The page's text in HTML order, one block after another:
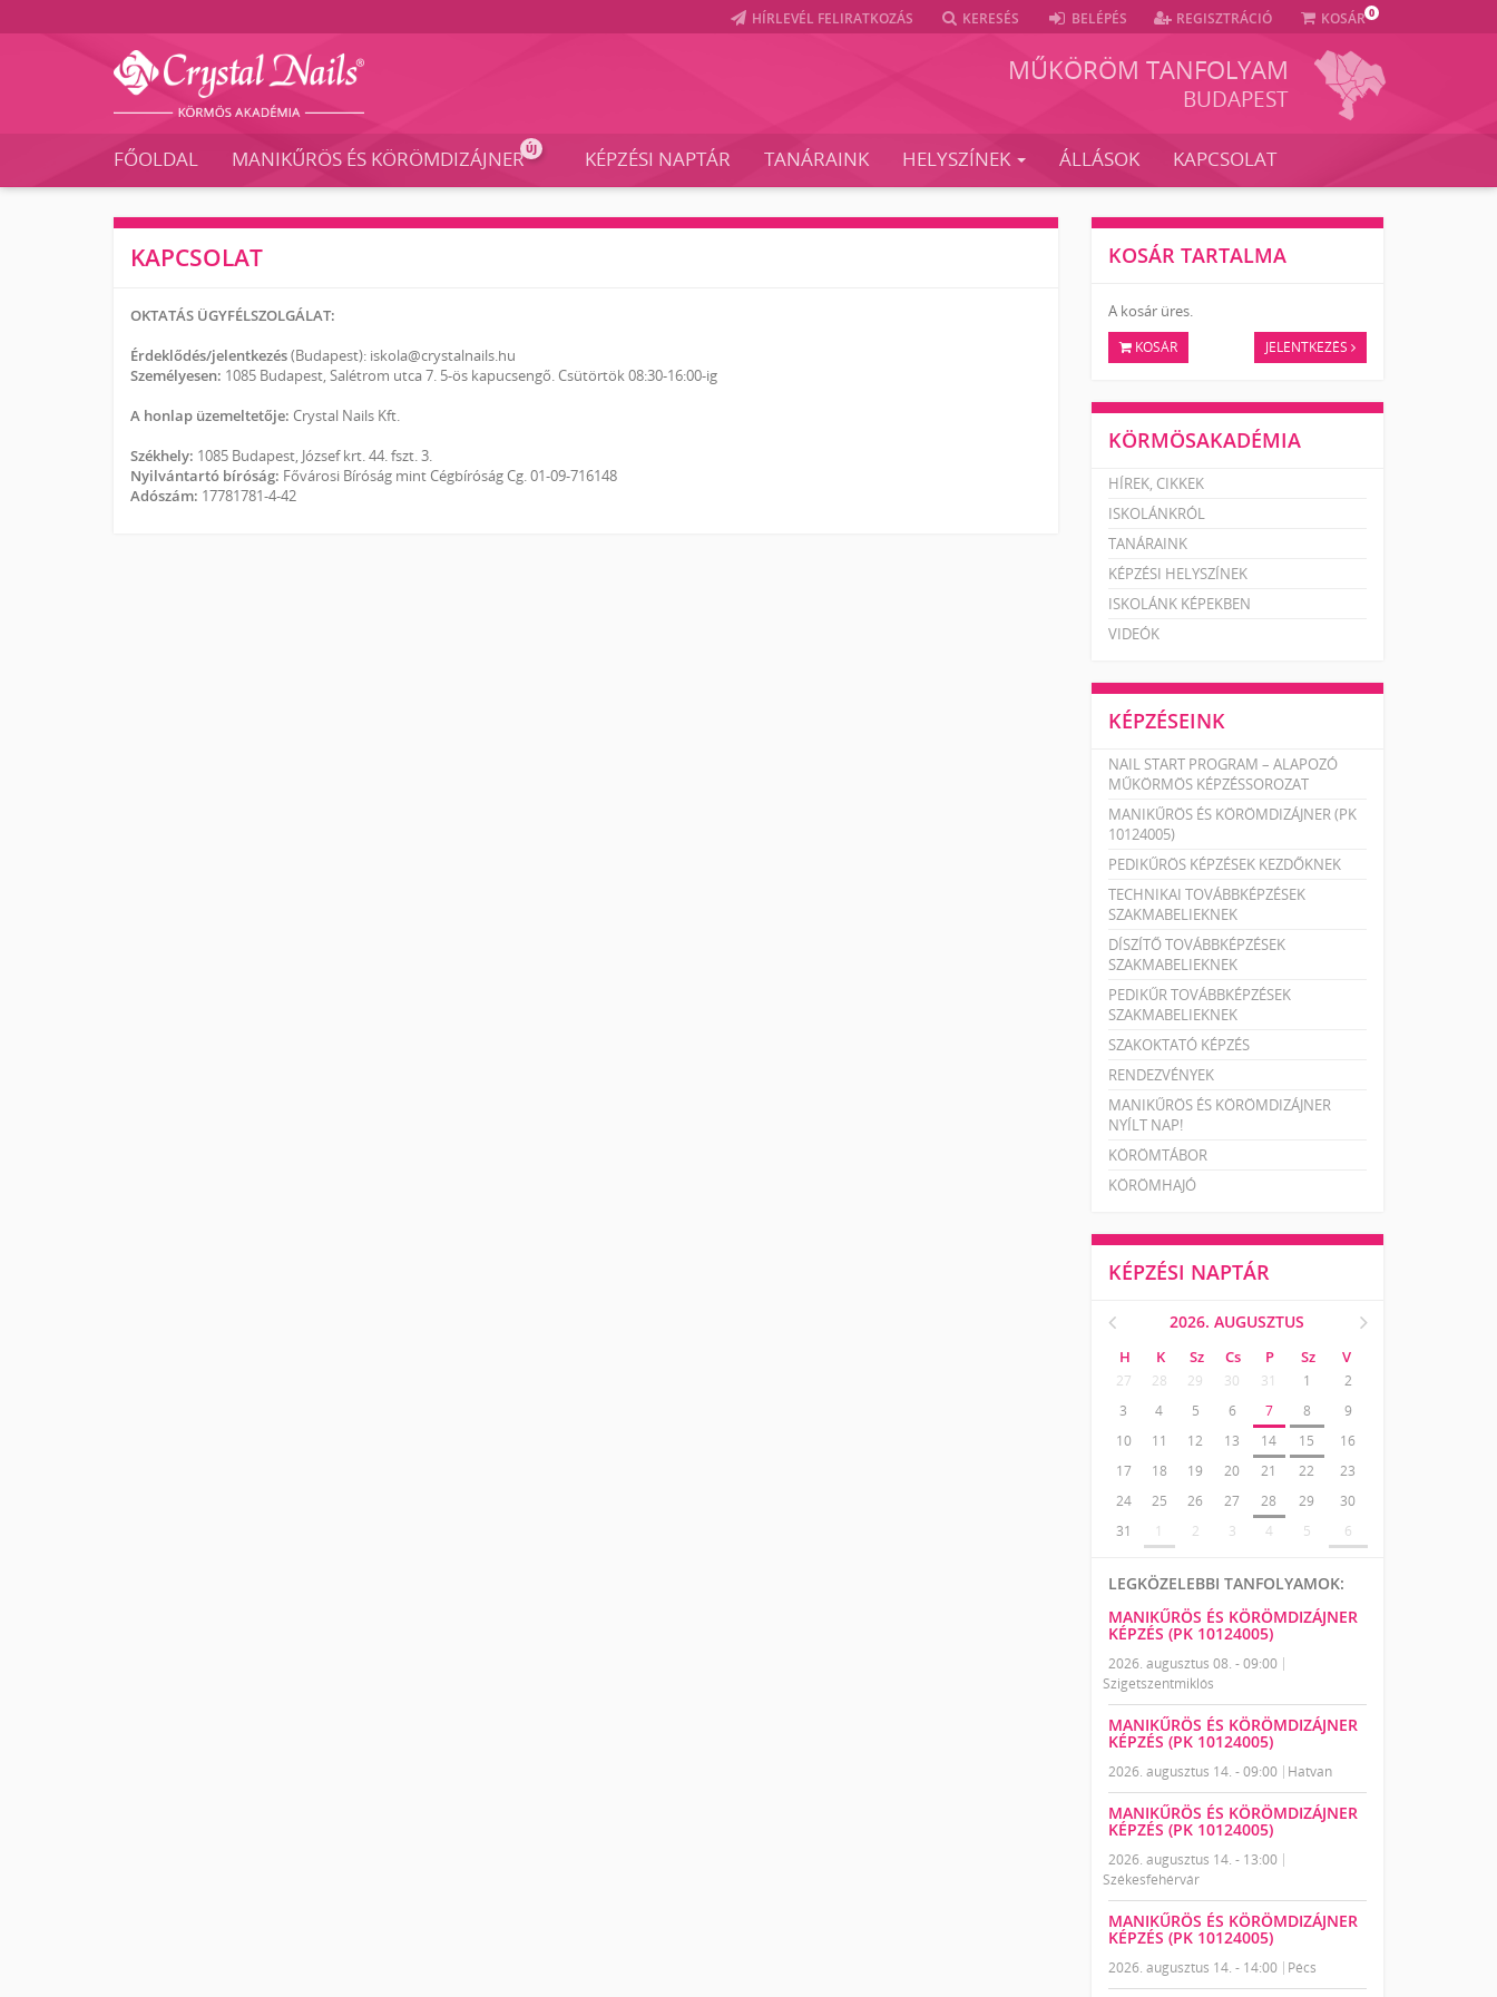
HÍRLEVÉL FELIRATKOZÁS KERESÉS BELÉPÉS REGISZTRÁCIÓ KOSÁR 0
Crystal
Nails
Körmös
Akadémia
és
MŰKÖRÖM TANFOLYAM
BUDAPEST
FŐOLDAL MANIKŰRÖS ÉS KÖRÖMDIZÁJNERÚJ KÉPZÉSI NAPTÁR TANÁRAINK HELYSZÍNEK ÁLLÁSOK KAPCSOLAT
KAPCSOLAT
OKTATÁS ÜGYFÉLSZOLGÁLAT:
Érdeklődés/jelentkezés(Budapest): iskola@crystalnails.hu
Személyesen: 1085 Budapest, Salétrom utca 7. 5-ös kapucsengő. Csütörtök 08:30-16:00-ig
A honlap üzemeltetője: Crystal Nails Kft.
Székhely: 1085 Budapest, József krt. 44. fszt. 3.
Nyilvántartó bíróság: Fővárosi Bíróság mint Cégbíróság Cg. 01-09-716148
Adószám: 17781781-4-42
KOSÁR TARTALMA
A kosár üres.
KOSÁR JELENTKEZÉS
KÖRMÖSAKADÉMIA
HÍREK, CIKKEK
ISKOLÁNKRÓL
TANÁRAINK
KÉPZÉSI HELYSZÍNEK
ISKOLÁNK KÉPEKBEN
VIDEÓK
KÉPZÉSEINK
NAIL START PROGRAM – ALAPOZÓ
MŰKÖRMÖS KÉPZÉSSOROZAT
MANIKŰRÖS ÉS KÖRÖMDIZÁJNER (PK
10124005)
PEDIKŰRÖS KÉPZÉSEK KEZDŐKNEK
TECHNIKAI TOVÁBBKÉPZÉSEK
SZAKMABELIEKNEK
DÍSZÍTŐ TOVÁBBKÉPZÉSEK
SZAKMABELIEKNEK
PEDIKŰR TOVÁBBKÉPZÉSEK
SZAKMABELIEKNEK
SZAKOKTATÓ KÉPZÉS
RENDEZVÉNYEK
MANIKŰRÖS ÉS KÖRÖMDIZÁJNER
NYÍLT NAP!
KÖRÖMTÁBOR
KÖRÖMHAJÓ
KÉPZÉSI NAPTÁR
2026. AUGUSZTUS
H K Sz Cs P Sz V
27 28 29 30 31 1
2
3
4 5 6 7 8
9
10
11 12 13 14 15
16
17
18 19 20 21 22
23
24
25 26 27 28 29
30
31
1 2 3 4 5 6
LEGKÖZELEBBI TANFOLYAMOK:
MANIKŰRÖS ÉS KÖRÖMDIZÁJNER
KÉPZÉS (PK 10124005)
2026. augusztus 08. - 09:00
Szigetszentmiklós
MANIKŰRÖS ÉS KÖRÖMDIZÁJNER
KÉPZÉS (PK 10124005)
2026. augusztus 14. - 09:00 Hatvan
MANIKŰRÖS ÉS KÖRÖMDIZÁJNER
KÉPZÉS (PK 10124005)
2026. augusztus 14. - 13:00
Székesfehérvár
MANIKŰRÖS ÉS KÖRÖMDIZÁJNER
KÉPZÉS (PK 10124005)
2026. augusztus 14. - 14:00 Pécs